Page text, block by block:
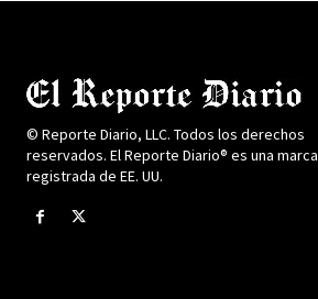
© Reporte Diario, LLC. Todos los derechos
reservados. El Reporte Diario® es una marca
registrada de EE. UU.